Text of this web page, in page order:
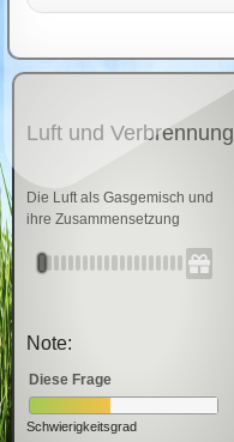
Luft und Verbrennung
Die Luft als Gasgemisch und
ihre Zusammensetzung
Note:
Diese Frage
Schwierigkeitsgrad